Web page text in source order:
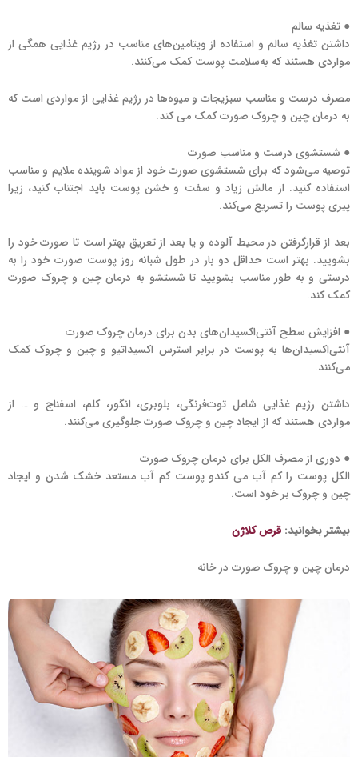
● تغذیه سالم
داشتن تغذیه سالم و استفاده از ویتامین‌های مناسب در رژیم غذایی همگی از
مواردی هستند که به‌سلامت پوست کمک می‌کنند.
مصرف درست و مناسب سبزیجات و میوه‌ها در رژیم غذایی از مواردی است که
به درمان چین و چروک صورت کمک می کند.
● شستشوی درست و مناسب صورت
توصیه می‌شود که برای شستشوی صورت خود از مواد شوینده ملایم و مناسب
استفاده کنید. از مالش زیاد و سفت و خشن پوست باید اجتناب کنید، زیرا
پیری پوست را تسریع می‌کند.
بعد از قرارگرفتن در محیط آلوده و یا بعد از تعریق بهتر است تا صورت خود را
بشویید. بهتر است حداقل دو بار در طول شبانه روز پوست صورت خود را به
درستی و به طور مناسب بشویید تا شستشو به درمان چین و چروک صورت
کمک کند.
● افزایش سطح آنتی‌اکسیدان‌های بدن برای درمان چروک صورت
آنتی‌اکسیدان‌ها به پوست در برابر استرس اکسیداتیو و چین و چروک کمک
می‌کنند.
داشتن رژیم غذایی شامل توت‌فرنگی، بلوبری، انگور، کلم، اسفناج و … از
مواردی هستند که از ایجاد چین و چروک صورت جلوگیری می‌کنند.
● دوری از مصرف الکل برای درمان چروک صورت
الکل پوست را کم آب می کندو پوست کم آب مستعد خشک شدن و ایجاد
چین و چروک بر خود است.
بیشتر بخوانید: قرص کلاژن
درمان چین و چروک صورت در خانه